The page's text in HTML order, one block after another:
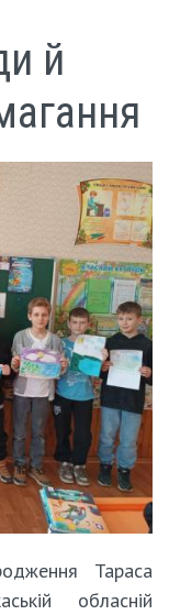
й
Тараса
обласній